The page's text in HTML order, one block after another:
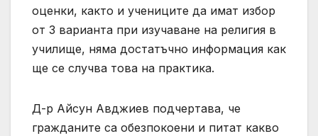
оценки, както и учениците да имат избор
от 3 варианта при изучаване на религия в
училище, няма достатъчно информация как
ще се случва това на практика.
Д-р Айсун Авджиев подчертава, че
гражданите са обезпокоени и питат какво